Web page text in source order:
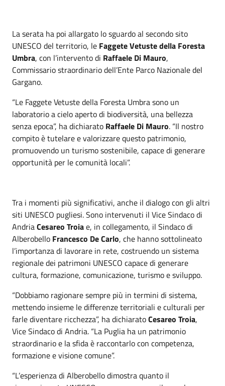
La serata ha poi allargato lo sguardo al secondo sito
UNESCO del territorio, le Faggete Vetuste della Foresta
Umbra, con l’intervento di Raffaele Di Mauro,
Commissario straordinario dell’Ente Parco Nazionale del
Gargano.
“Le Faggete Vetuste della Foresta Umbra sono un
laboratorio a cielo aperto di biodiversità, una bellezza
senza epoca”, ha dichiarato Raffaele Di Mauro. “Il nostro
compito è tutelare e valorizzare questo patrimonio,
promuovendo un turismo sostenibile, capace di generare
opportunità per le comunità locali”.
Tra i momenti più significativi, anche il dialogo con gli altri
siti UNESCO pugliesi. Sono intervenuti il Vice Sindaco di
AndriaCesareo Troiae, in collegamento, il Sindaco di
Alberobello Francesco De Carlo, che hanno sottolineato
l’importanza di lavorare in rete, costruendo un sistema
regionale dei patrimoni UNESCO capace di generare
cultura, formazione, comunicazione, turismo e sviluppo.
“Dobbiamo ragionare sempre più in termini di sistema,
mettendo insieme le differenze territoriali e culturali per
farle diventare ricchezza”, ha dichiaratoCesareo Troia,
Vice Sindaco di Andria. “La Puglia ha un patrimonio
straordinario e la sfida è raccontarlo con competenza,
formazione e visione comune”.
“L’esperienza di Alberobello dimostra quanto il